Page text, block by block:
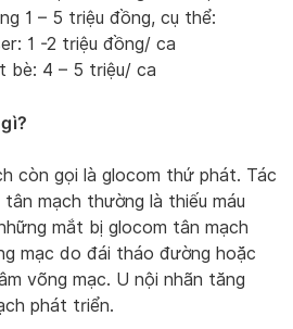
1 – 5 triệu đồng, cụ thể:
1 -2 triệu đồng/ ca
bè: 4 – 5 triệu/ ca
còn gọi là glocom thứ phát. Tác
mạch thường là thiếu máu
mắt bị glocom tân mạch
mạc do đái tháo đường hoặc
võng mạc. U nội nhãn tăng
phát triển.